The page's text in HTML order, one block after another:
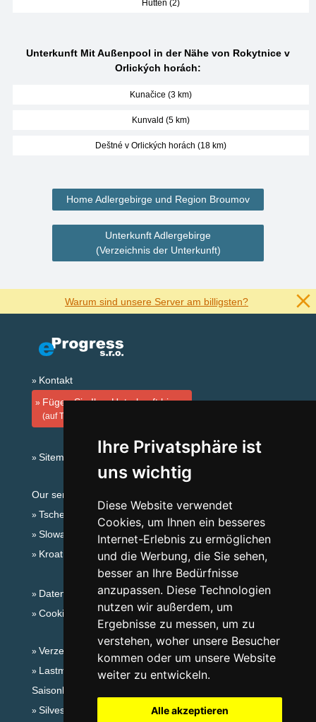
Ihre Privatsphäre ist
uns wichtig
Diese Website verwendet
Cookies, um Ihnen ein besseres
Internet-Erlebnis zu ermöglichen
und die Werbung, die Sie sehen,
besser an Ihre Bedürfnisse
anzupassen. Diese Technologien
nutzen wir außerdem, um
Ergebnisse zu messen, um zu
verstehen, woher unsere Besucher
kommen oder um unsere Website
weiter zu entwickeln.
Alle akzeptieren
Hütten (2)
Unterkunft Mit Außenpool in der Nähe von Rokytnice v
Orlických horách:
Kunačice (3 km)
Kunvald (5 km)
Deštné v Orlických horách (18 km)
Home Adlergebirge und Region Broumov
Unterkunft Adlergebirge
(Verzeichnis der Unterkunft)
Warum sind unsere Server am billigsten?
Kontakt
Fügen Sie Ihre Unterkunft hinzu
(auf Tschechisch)
Sitemap
Our servers:
Tschechische Gebirge
Slowakische Gebirge
Kroatien
Datenschutz
Cookies
Verzeichnis der Unterkunft
Lastminute Adlergebirge
Saisonlinks:
Silvester Adlergebirge